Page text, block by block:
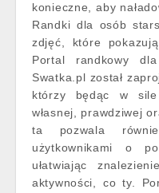
konieczne, aby
Randki dla osób
zdjęć, które
Portal randkowy
Swatka.pl został
którzy będąc w
własnej, prawdziwej
ta pozwala
użytkownikami o
ułatwiając
aktywności, co ty.